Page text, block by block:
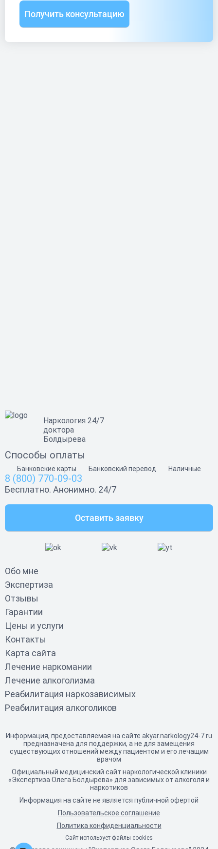
Получить консультацию
Наркология 24/7
доктора
Болдырева
Способы оплаты
Банковские карты Банковский перевод Наличные
Обо мне
Экспертиза
Отзывы
Гарантии
Цены и услуги
Контакты
Карта сайта
Лечение наркомании
Лечение алкоголизма
Реабилитация наркозависимых
Реабилитация алкоголиков
8 (800) 770-09-03
Бесплатно. Анонимно. 24/7
Оставить заявку
Информация, предоставляемая на сайте akyar.narkology24-7.ru
предназначена для поддержки, а не для замещения
существующих отношений между пациентом и его лечащим
врачом
Официальный медицинский сайт наркологической клиники
«Экспертиза Олега Болдырева» для зависимых от алкоголя и
наркотиков
Информация на сайте не является публичной офертой
Пользовательское соглашение
Политика конфиденциальности
Сайт использует файлы cookies